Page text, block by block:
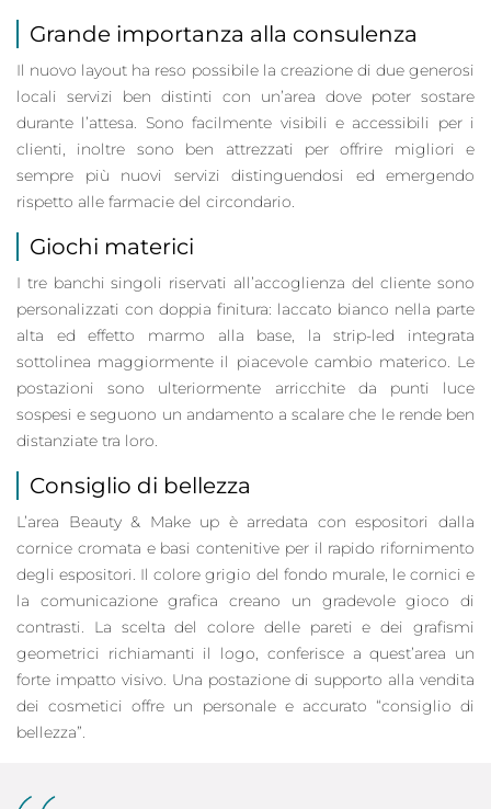
Grande importanza alla consulenza
Il nuovo layout ha reso possibile la creazione di due generosi
locali servizi ben distinti con un’area dove poter sostare
durante l’attesa. Sono facilmente visibili e accessibili per i
clienti, inoltre sono ben attrezzati per offrire migliori e
sempre più nuovi servizi distinguendosi ed emergendo
rispetto alle farmacie del circondario.
Giochi materici
I tre banchi singoli riservati all’accoglienza del cliente sono
personalizzati con doppia finitura: laccato bianco nella parte
alta ed effetto marmo alla base, la strip-led integrata
sottolinea maggiormente il piacevole cambio materico. Le
postazioni sono ulteriormente arricchite da punti luce
sospesi e seguono un andamento a scalare che le rende ben
distanziate tra loro.
Consiglio di bellezza
L’area Beauty & Make up è arredata con espositori dalla
cornice cromata e basi contenitive per il rapido rifornimento
degli espositori. Il colore grigio del fondo murale, le cornici e
la comunicazione grafica creano un gradevole gioco di
contrasti. La scelta del colore delle pareti e dei grafismi
geometrici richiamanti il logo, conferisce a quest’area un
forte impatto visivo. Una postazione di supporto alla vendita
dei cosmetici offre un personale e accurato “consiglio di
bellezza”.